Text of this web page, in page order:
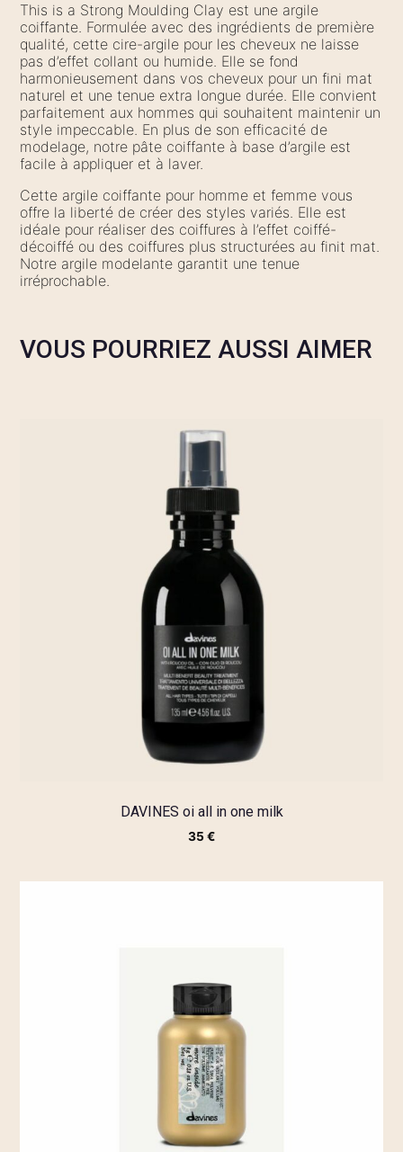
This is a Strong Moulding Clay est une argile
coiffante. Formulée avec des ingrédients de première
qualité, cette cire-argile pour les cheveux ne laisse
pas d’effet collant ou humide. Elle se fond
harmonieusement dans vos cheveux pour un fini mat
naturel et une tenue extra longue durée. Elle convient
parfaitement aux hommes qui souhaitent maintenir un
style impeccable. En plus de son efficacité de
modelage, notre pâte coiffante à base d’argile est
facile à appliquer et à laver.
Cette argile coiffante pour homme et femme vous
offre la liberté de créer des styles variés. Elle est
idéale pour réaliser des coiffures à l’effet coiffé-
décoiffé ou des coiffures plus structurées au finit mat.
Notre argile modelante garantit une tenue
irréprochable.
VOUS POURRIEZ AUSSI AIMER
DAVINES oi all in one milk
35€